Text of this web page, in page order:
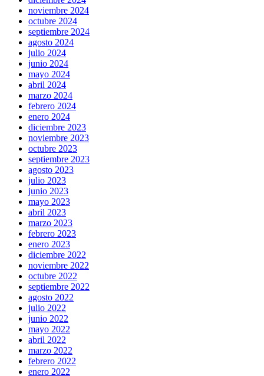
noviembre 2024
octubre 2024
septiembre 2024
agosto 2024
julio 2024
junio 2024
mayo 2024
abril 2024
marzo 2024
febrero 2024
enero 2024
diciembre 2023
noviembre 2023
octubre 2023
septiembre 2023
agosto 2023
julio 2023
junio 2023
mayo 2023
abril 2023
marzo 2023
febrero 2023
enero 2023
diciembre 2022
noviembre 2022
octubre 2022
septiembre 2022
agosto 2022
julio 2022
junio 2022
mayo 2022
abril 2022
marzo 2022
febrero 2022
enero 2022